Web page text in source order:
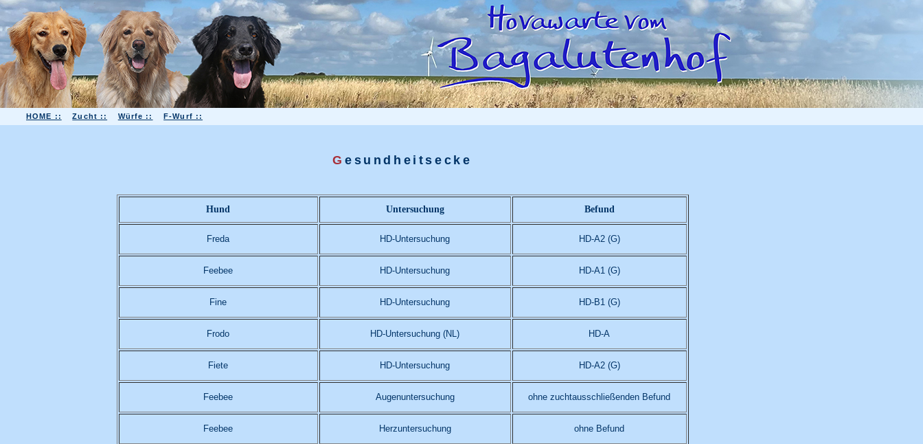
HOME :: Zucht :: Würfe :: F-Wurf ::
Gesundheitsecke
Hund Untersuchung Befund
Freda HD-Untersuchung HD-A2 (G)
Feebee HD-Untersuchung HD-A1 (G)
Fine HD-Untersuchung HD-B1 (G)
Frodo HD-Untersuchung (NL) HD-A
Fiete HD-Untersuchung HD-A2 (G)
Feebee Augenuntersuchung ohne zuchtausschließenden Befund
Feebee Herzuntersuchung ohne Befund